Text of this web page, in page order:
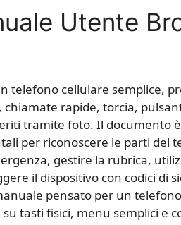
Utente
telefono cellulare semplice,
rapide, torcia,
tramite foto. Il documento
per riconoscere le parti del
gestire la rubrica,
il dispositivo con codici di
pensato per un
tasti fisici, menu semplici e